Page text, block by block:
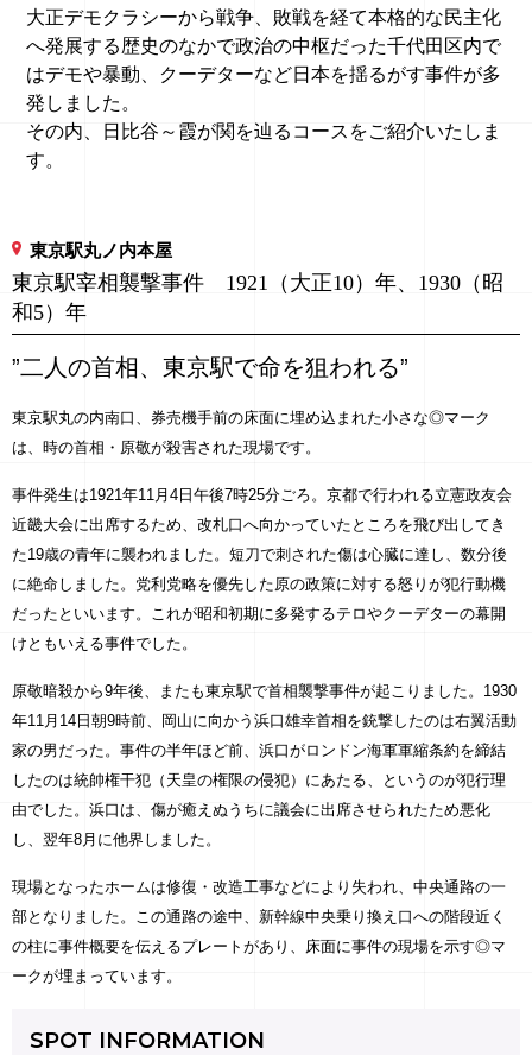
大正デモクラシーから戦争、敗戦を経て本格的な民主化
へ発展する歴史のなかで政治の中枢だった千代田区内で
はデモや暴動、クーデターなど日本を揺るがす事件が多
発しました。
その内、日比谷～霞が関を辿るコースをご紹介いたしま
す。
東京駅丸ノ内本屋
東京駅宰相襲撃事件 1921（大正10）年、1930（昭
和5）年
”二人の首相、東京駅で命を狙われる”
東京駅丸の内南口、券売機手前の床面に埋め込まれた小さな◎マーク
は、時の首相・原敬が殺害された現場です。
事件発生は1921年11月4日午後7時25分ごろ。京都で行われる立憲政友会
近畿大会に出席するため、改札口へ向かっていたところを飛び出してき
た19歳の青年に襲われました。短刀で刺された傷は心臓に達し、数分後
に絶命しました。党利党略を優先した原の政策に対する怒りが犯行動機
だったといいます。これが昭和初期に多発するテロやクーデターの幕開
けともいえる事件でした。
原敬暗殺から9年後、またも東京駅で首相襲撃事件が起こりました。1930
年11月14日朝9時前、岡山に向かう浜口雄幸首相を銃撃したのは右翼活動
家の男だった。事件の半年ほど前、浜口がロンドン海軍軍縮条約を締結
したのは統帥権干犯（天皇の権限の侵犯）にあたる、というのが犯行理
由でした。浜口は、傷が癒えぬうちに議会に出席させられたため悪化
し、翌年8月に他界しました。
現場となったホームは修復・改造工事などにより失われ、中央通路の一
部となりました。この通路の途中、新幹線中央乗り換え口への階段近く
の柱に事件概要を伝えるプレートがあり、床面に事件の現場を示す◎マ
ークが埋まっています。
SPOT INFORMATION